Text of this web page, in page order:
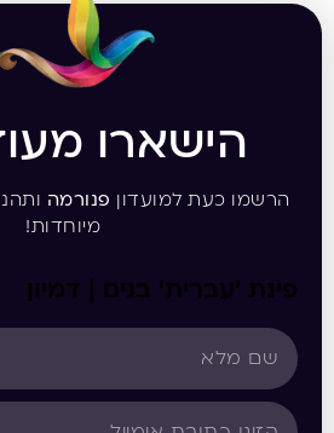
הישארו
הרשמו כעת למועדון פנורמה
מיוחדות!
פינת ‘עברית’ בנים | דמיון